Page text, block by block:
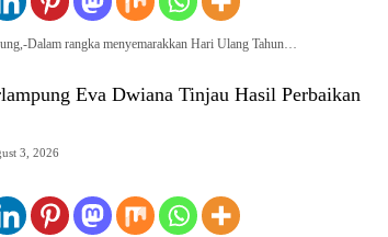
Dalam rangka menyemarakkan Hari Ulang Tahun…
Eva Dwiana Tinjau Hasil Perbaikan
3, 2026